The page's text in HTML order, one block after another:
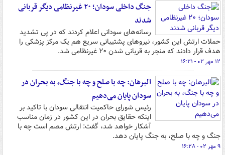
جنگ داخلی سودان؛ ۲۰ غیرنظامی دیگر قربانی
شدند
رسانه‌های سودانی اعلام کردند که در پی تشدید
حملات ارتش این کشور، نیروهای پشتیبانی سریع هم یک مرکز پزشکی را
هدف قرار دادند که منجر به قربانی شدن ۲۰ غیرنظامی شد.
۱۲ مهر ۰۲ - ۱۶:۲۱
البرهان: چه با صلح و چه با جنگ، به بحران در
سودان پایان می‌دهیم
رئیس شورای حاکمیت انتقالی سودان با تاکید بر
اینکه حقایق بحران در این کشور در زمان مناسب
آشکار خواهد شد، گفت: ارتش مصم است چه با
جنگ و چه با صلح، به جنگ پایان دهد.
۹ مهر ۰۲ - ۱۶:۲۸